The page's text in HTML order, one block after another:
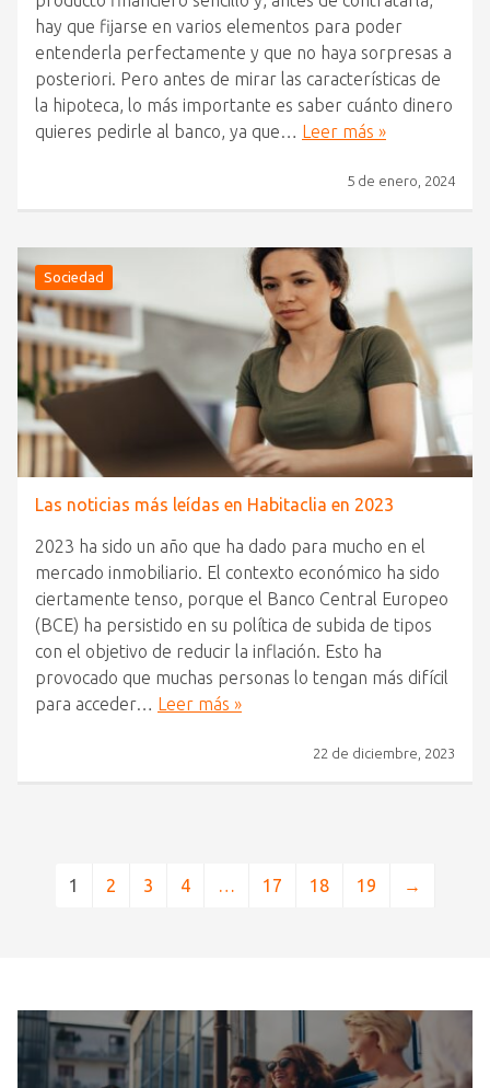
hay que fijarse en varios elementos para poder
entenderla perfectamente y que no haya sorpresas a
posteriori. Pero antes de mirar las características de
la hipoteca, lo más importante es saber cuánto dinero
quieres pedirle al banco, ya que… Leer más »
5 de enero, 2024
Sociedad
Las noticias más leídas en Habitaclia en 2023
2023 ha sido un año que ha dado para mucho en el
mercado inmobiliario. El contexto económico ha sido
ciertamente tenso, porque el Banco Central Europeo
(BCE) ha persistido en su política de subida de tipos
con el objetivo de reducir la inflación. Esto ha
provocado que muchas personas lo tengan más difícil
para acceder… Leer más »
22 de diciembre, 2023
1 2 3 4 … 17 18 19 →